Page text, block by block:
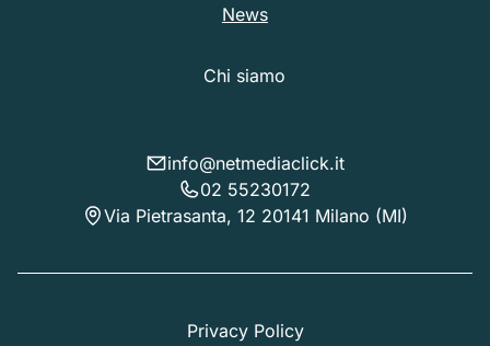
News
Chi siamo
info@netmediaclick.it
02 55230172
Via Pietrasanta, 12 20141 Milano (MI)
Privacy Policy